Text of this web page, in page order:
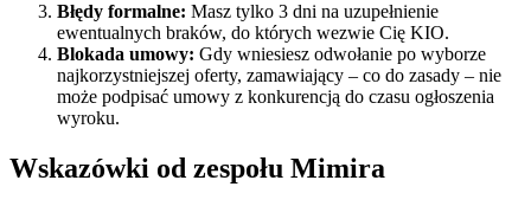
Błędy formalne: Masz tylko 3 dni na uzupełnienie
ewentualnych braków, do których wezwie Cię KIO.
Blokada umowy: Gdy wniesiesz odwołanie po wyborze
najkorzystniejszej oferty, zamawiający – co do zasady – nie
może podpisać umowy z konkurencją do czasu ogłoszenia
wyroku.
Wskazówki od zespołu Mimira